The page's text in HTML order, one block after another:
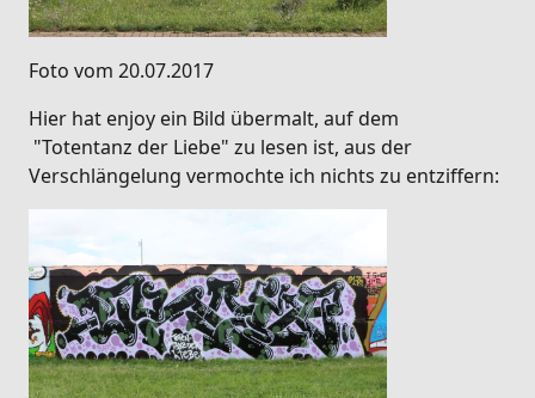
Foto vom 20.07.2017
Hier hat enjoy ein Bild übermalt, auf dem
"Totentanz der Liebe" zu lesen ist, aus der
Verschlängelung vermochte ich nichts zu entziffern: